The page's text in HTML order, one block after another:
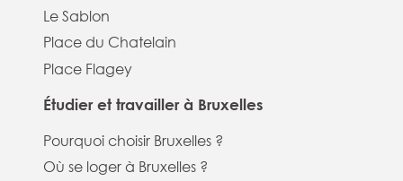
Le Sablon
Place du Chatelain
Place Flagey
Étudier et travailler à Bruxelles
Pourquoi choisir Bruxelles ?
Où se loger à Bruxelles ?